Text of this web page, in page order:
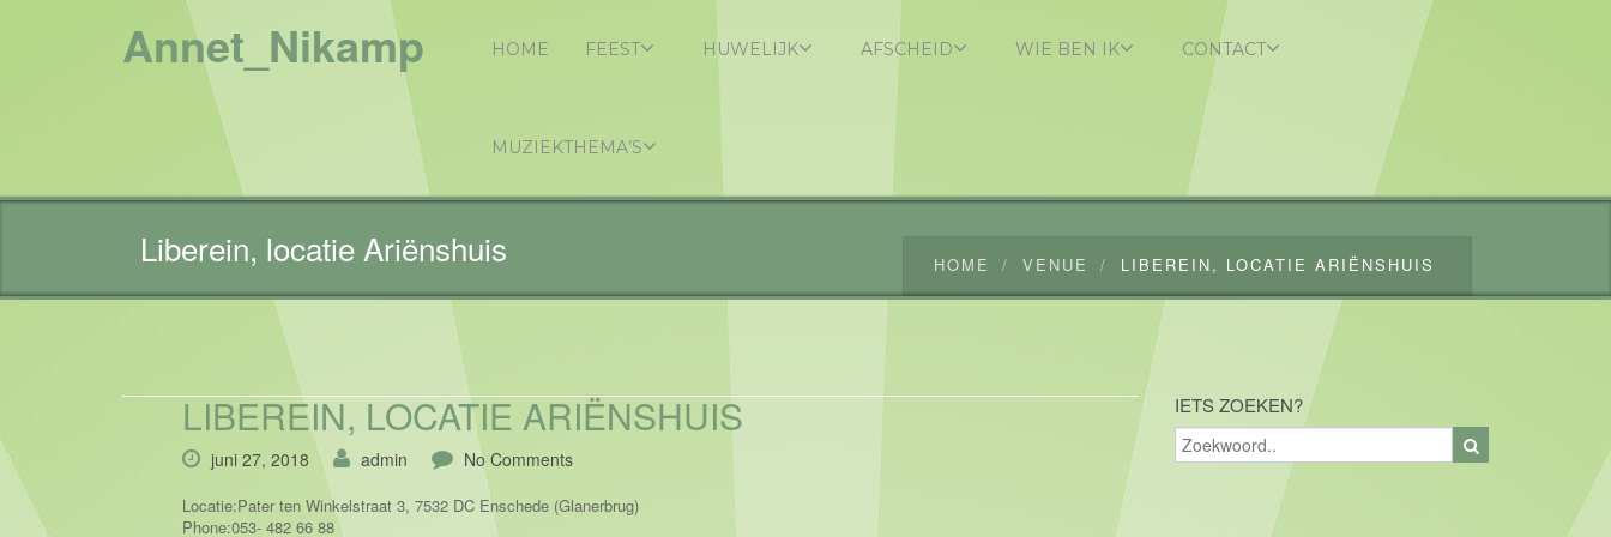
Annet_Nikamp HOME FEEST HUWELIJK AFSCHEID WIE BEN IK CONTACT
MUZIEKTHEMA’S
Liberein, locatie Ariënshuis HOME VENUE LIBEREIN, LOCATIE ARIËNSHUIS
LIBEREIN, LOCATIE ARIËNSHUIS
juni 27, 2018 admin No Comments
Locatie:Pater ten Winkelstraat 3, 7532 DC Enschede (Glanerbrug)
Phone:053- 482 66 88
IETS ZOEKEN?